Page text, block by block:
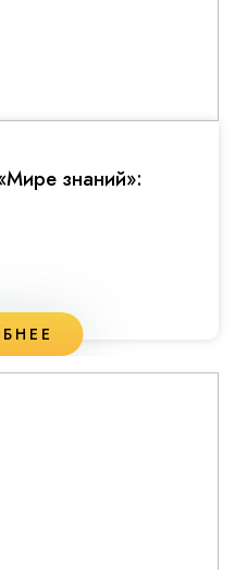
знаний»: